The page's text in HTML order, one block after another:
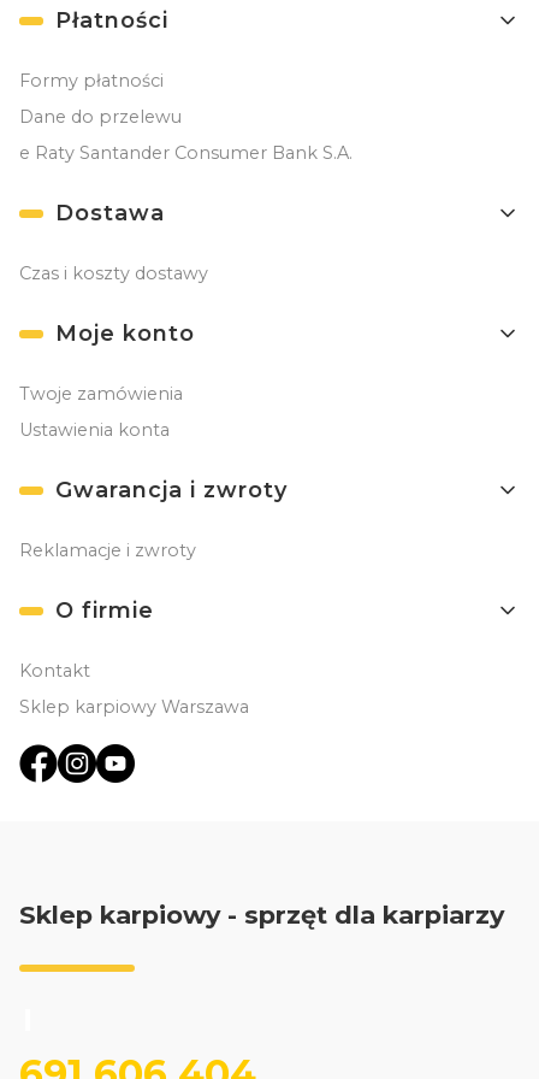
Płatności
Formy płatności
Dane do przelewu
e Raty Santander Consumer Bank S.A.
Dostawa
Czas i koszty dostawy
Moje konto
Twoje zamówienia
Ustawienia konta
Gwarancja i zwroty
Reklamacje i zwroty
O firmie
Kontakt
Sklep karpiowy Warszawa
Sklep karpiowy - sprzęt dla karpiarzy